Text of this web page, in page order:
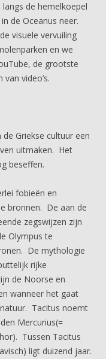
de hemelkoepel
de Oceanus neer.
visuele vervuiling
en we
de grootste
video’s.
Griekse cultuur een
uitmaken. Het
beseffen.
fobieën en
bronnen. De aan de
zegswijzen zijn
Olympus te
De mythologie
rijke
de Noorse en
wanneer het gaat
Tacitus noemt
Mercurius(=
Tussen Tacitus
ligt duizend jaar.